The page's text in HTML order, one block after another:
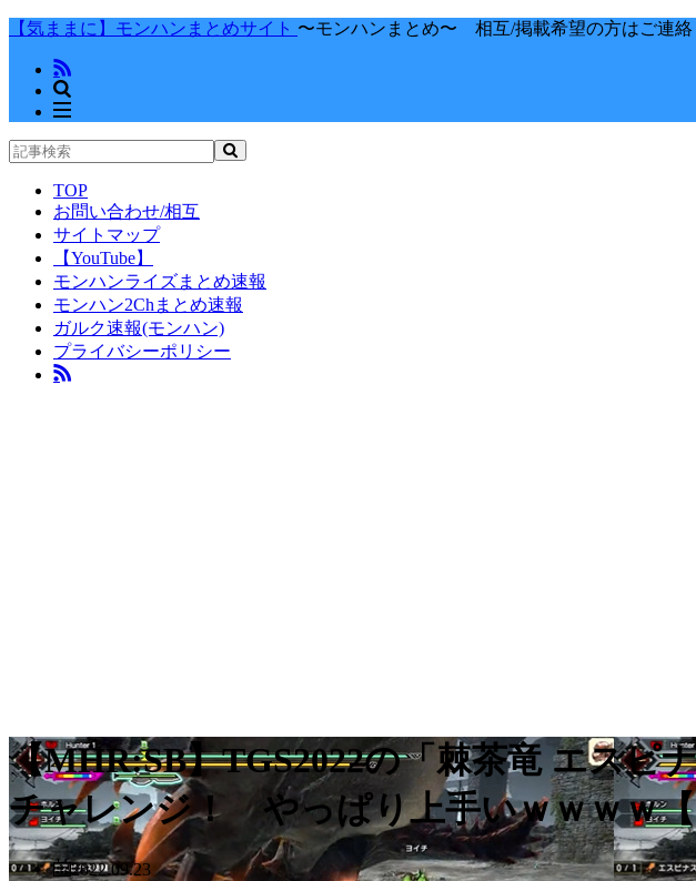
【気ままに】モンハンまとめサイト 〜モンハンまとめ〜 相互/掲載希望の方はご連絡
TOP
お問い合わせ/相互
サイトマップ
【YouTube】
モンハンライズまとめ速報
モンハン2Chまとめ速報
ガルク速報(モンハン)
プライバシーポリシー
【MHR:SB】TGS2022の「棘茶竜 エスピ
チャレンジ！ やっぱり上手いｗｗｗｗ
2022.09.23